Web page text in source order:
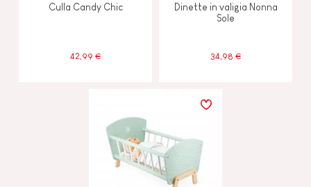
Culla Candy Chic
42,99 €
Dinette in valigia Nonna
Sole
34,98 €